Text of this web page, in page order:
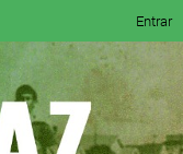
Entrar